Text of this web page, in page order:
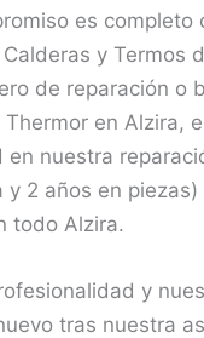
es
y Termos
de reparación o
en Alzira,
en nuestra
y 2 años en
todo Alzira.
y
tras nuestra